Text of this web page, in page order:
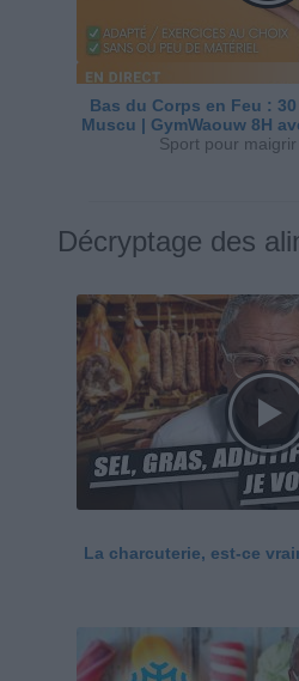
Bas du Corps en Feu :
Muscu | GymWaouw 8H
Sport pour
Décryptage des
La charcuterie, est-ce